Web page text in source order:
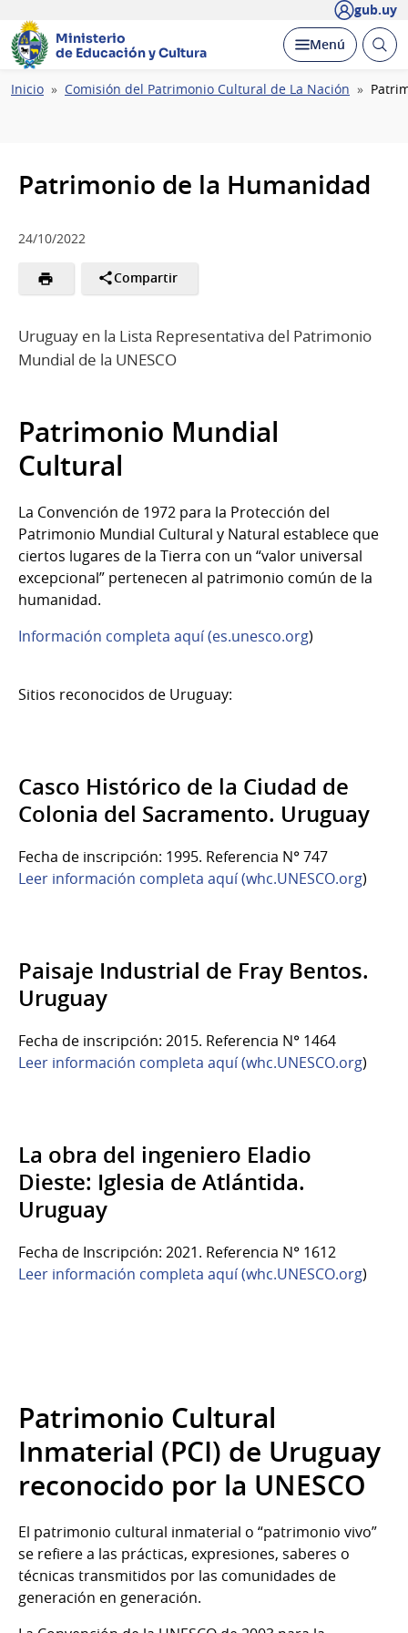
gub.uy
Ministerio
de Educación y Cultura
Desplegar
Menú Abrir
Ruta
Inicio Comisión del Patrimonio Cultural de La Nación
Patrimonio de la Humanidad
24/10/2022
Compartir
Uruguay en la Lista Representativa del Patrimonio
Mundial de la UNESCO
Patrimonio Mundial
Cultural
La Convención de 1972 para la Protección del
Patrimonio Mundial Cultural y Natural establece que
ciertos lugares de la Tierra con un “valor universal
excepcional” pertenecen al patrimonio común de la
humanidad.
Información completa aquí (es.unesco.org)
Sitios reconocidos de Uruguay:
Casco Histórico de la Ciudad de
Colonia del Sacramento. Uruguay
Fecha de inscripción: 1995. Referencia N° 747
Leer información completa aquí (whc.UNESCO.org)
Paisaje Industrial de Fray Bentos.
Uruguay
Fecha de inscripción: 2015. Referencia N° 1464
Leer información completa aquí (whc.UNESCO.org)
La obra del ingeniero Eladio
Dieste: Iglesia de Atlántida.
Uruguay
Fecha de Inscripción: 2021. Referencia N° 1612
Leer información completa aquí (whc.UNESCO.org)
Patrimonio Cultural
Inmaterial (PCI) de Uruguay
reconocido por la UNESCO
El patrimonio cultural inmaterial o “patrimonio vivo”
se refiere a las prácticas, expresiones, saberes o
técnicas transmitidos por las comunidades de
generación en generación.